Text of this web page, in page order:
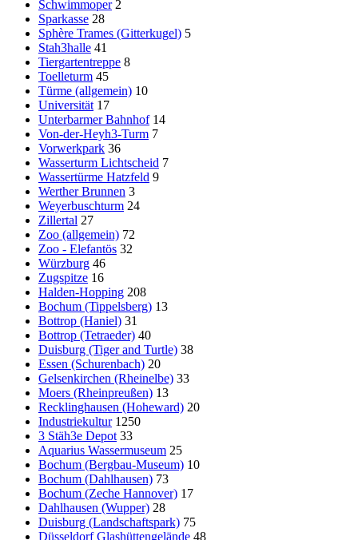
Schwimmoper 2
Sparkasse 28
Sphère Trames (Gitterkugel) 5
Stah3halle 41
Tiergartentreppe 8
Toelleturm 45
Türme (allgemein) 10
Universität 17
Unterbarmer Bahnhof 14
Von-der-Heyh3-Turm 7
Vorwerkpark 36
Wasserturm Lichtscheid 7
Wassertürme Hatzfeld 9
Werther Brunnen 3
Weyerbuschturm 24
Zillertal 27
Zoo (allgemein) 72
Zoo - Elefantös 32
Würzburg 46
Zugspitze 16
Halden-Hopping 208
Bochum (Tippelsberg) 13
Bottrop (Haniel) 31
Bottrop (Tetraeder) 40
Duisburg (Tiger and Turtle) 38
Essen (Schurenbach) 20
Gelsenkirchen (Rheinelbe) 33
Moers (Rheinpreußen) 13
Recklinghausen (Hoheward) 20
Industriekultur 1250
3 Stäh3e Depot 33
Aquarius Wassermuseum 25
Bochum (Bergbau-Museum) 10
Bochum (Dahlhausen) 73
Bochum (Zeche Hannover) 17
Dahlhausen (Wupper) 28
Duisburg (Landschaftspark) 75
Düsseldorf Glashüttengelände 48